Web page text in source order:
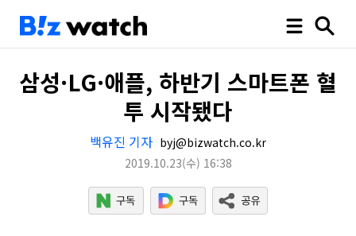
삼성·LG·애플, 하반기 스마트폰 혈
투 시작됐다
백유진 기자 byj@bizwatch.co.kr
2019.10.23(수) 16:38